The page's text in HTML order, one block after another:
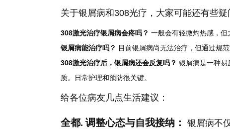
关于银屑病和308光疗，大家可能还有些疑
308激光治疗银屑病会疼吗？ 一般会有轻微灼热感，但
银屑病能治疗吗？ 目前银屑病尚无法治疗，但通过规
308激光治疗后，银屑病还会反复吗？ 银屑病是一种易
质。日常护理和预防很关键。
给各位病友几点生活建议：
全都. 调整心态与自我接纳： 银屑病不